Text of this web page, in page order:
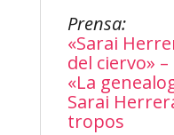
Prensa:
«Sarai
del ciervo»
«La
Sarai
tropos